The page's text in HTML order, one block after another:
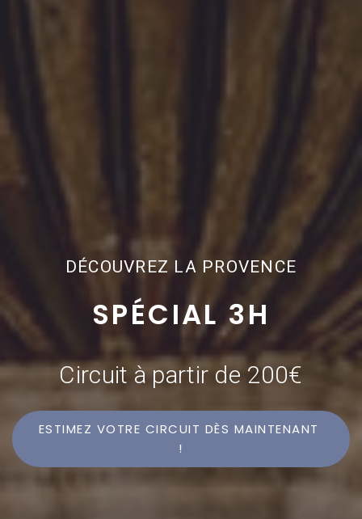
DÉCOUVREZ LA PROVENCE
SPÉCIAL 3H
Circuit à partir de 200€
ESTIMEZ VOTRE CIRCUIT DÈS MAINTENANT
!